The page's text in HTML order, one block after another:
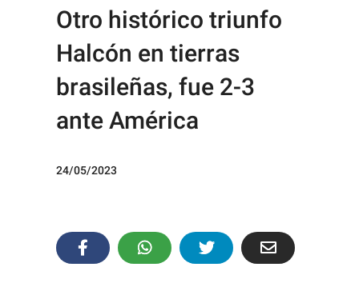
Otro histórico triunfo
Halcón en tierras
brasileñas, fue 2-3
ante América
24/05/2023